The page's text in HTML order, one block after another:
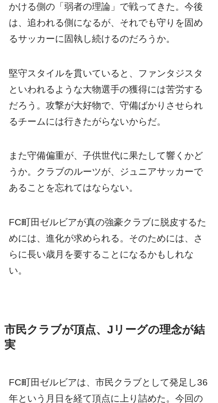
かける側の「弱者の理論」で戦ってきた。今後
は、追われる側になるが、それでも守りを固め
るサッカーに固執し続けるのだろうか。
堅守スタイルを貫いていると、ファンタジスタ
といわれるような大物選手の獲得には苦労する
だろう。攻撃が大好物で、守備ばかりさせられ
るチームには行きたがらないからだ。
また守備偏重が、子供世代に果たして響くかど
うか。クラブのルーツが、ジュニアサッカーで
あることを忘れてはならない。
FC町田ゼルビアが真の強豪クラブに脱皮するた
めには、進化が求められる。そのためには、さ
らに長い歳月を要することになるかもしれな
い。
市民クラブが頂点、Jリーグの理念が結
実
FC町田ゼルビアは、市民クラブとして発足し36
年という月日を経て頂点に上り詰めた。今回の